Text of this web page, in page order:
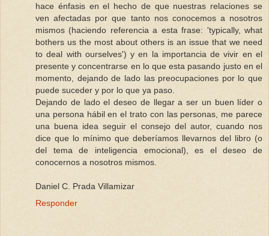
hace énfasis en el hecho de que nuestras relaciones se
ven afectadas por que tanto nos conocemos a nosotros
mismos (haciendo referencia a esta frase: 'typically, what
bothers us the most about others is an issue that we need
to deal with ourselves') y en la importancia de vivir en el
presente y concentrarse en lo que esta pasando justo en el
momento, dejando de lado las preocupaciones por lo que
puede suceder y por lo que ya paso.
Dejando de lado el deseo de llegar a ser un buen líder o
una persona hábil en el trato con las personas, me parece
una buena idea seguir el consejo del autor, cuando nos
dice que lo mínimo que deberíamos llevarnos del libro (o
del tema de inteligencia emocional), es el deseo de
conocernos a nosotros mismos.
Daniel C. Prada Villamizar
Responder